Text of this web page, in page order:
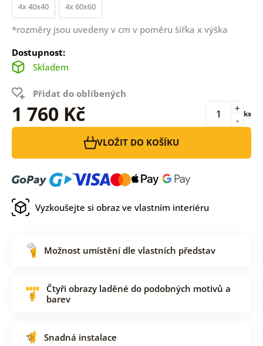
4x 40x40 4x 60x60
*rozměry jsou uvedeny v cm v poměru šířka x výška
Dostupnost:
Skladem
Přidat do oblíbených
1 760 Kč -
+ ks
VLOŽIT DO KOŠÍKU
Vyzkoušejte si obraz ve vlastním interiéru
Možnost umístění dle vlastních představ
Čtyři obrazy laděné do podobných motivů a
barev
Snadná instalace